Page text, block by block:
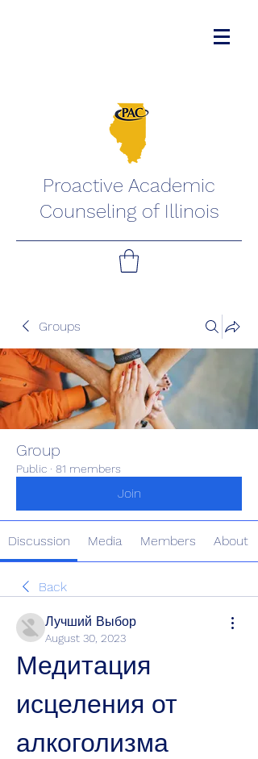
Proactive Academic
Counseling of Illinois
Groups
Group
Public · 81 members
Join
Discussion Media Members About
Back
Лучший Выбор
August 30, 2023
Медитация
исцеления от
алкоголизма